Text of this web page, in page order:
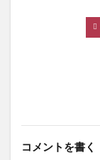
コメントを書く